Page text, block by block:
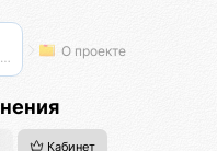
Cимулятор ноосферы О проекте
Кабинет